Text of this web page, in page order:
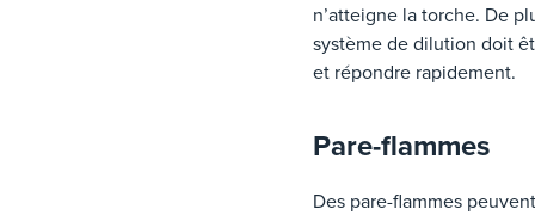
n’atteigne la torche. De
système de dilution doit
et répondre rapidement.
Pare-flammes
Des pare-flammes